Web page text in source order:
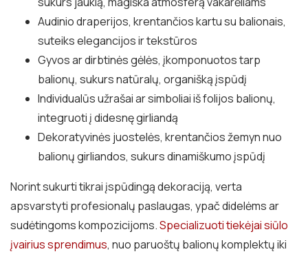
Audinio draperijos, krentančios kartu su balionais,
suteiks elegancijos ir tekstūros
Gyvos ar dirbtinės gėlės, įkomponuotos tarp
balionų, sukurs natūralų, organišką įspūdį
Individualūs užrašai ar simboliai iš folijos balionų,
integruoti į didesnę girliandą
Dekoratyvinės juostelės, krentančios žemyn nuo
balionų girliandos, sukurs dinamiškumo įspūdį
Norint sukurti tikrai įspūdingą dekoraciją, verta
apsvarstyti profesionalų paslaugas, ypač didelėms ar
sudėtingoms kompozicijoms.Specializuoti tiekėjai siūlo
įvairius sprendimus, nuo paruoštų balionų komplektų iki